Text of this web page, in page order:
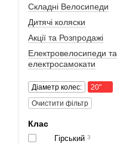
Складні Велосипеди
Дитячі коляски
Акції та Розпродажі
Електровелосипеди та
електросамокати
Діаметр колес:
20"
Очистити фільтр
Клас
Гірський 3